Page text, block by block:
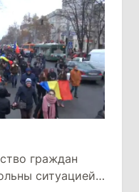
граждан
ситуацией